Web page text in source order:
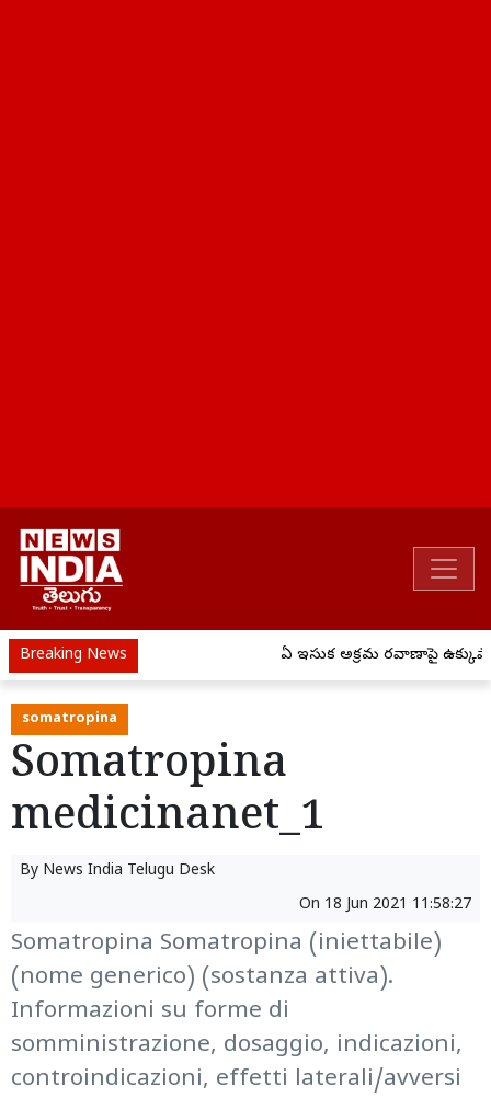
Breaking News ఏపీ ఇసుక అక్రమ రవాణాపై
somatropina
Somatropina
medicinanet_1
By News India Telugu Desk
On 18 Jun 2021 11:58:27
Somatropina Somatropina (iniettabile)
(nome generico) (sostanza attiva).
Informazioni su forme di
somministrazione, dosaggio, indicazioni,
controindicazioni, effetti laterali/avversi